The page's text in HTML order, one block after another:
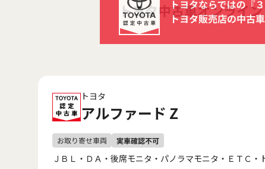
トヨタ
アルファード Z
ＪＢＬ・ＤＡ・後席モニタ・パノラマモニタ・ＥＴＣ